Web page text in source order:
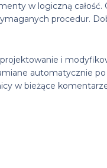
w logiczną
procedur.
i
automatycznie
w bieżące